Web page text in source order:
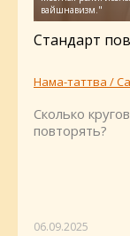
Стандарт
Нама-таттва /
Сколько
повторять?
06.09.2025